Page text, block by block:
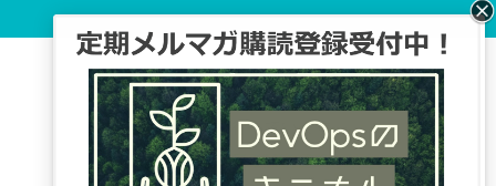
Facebook、TwitterでDevOpsに関する
情報配信を行っています。